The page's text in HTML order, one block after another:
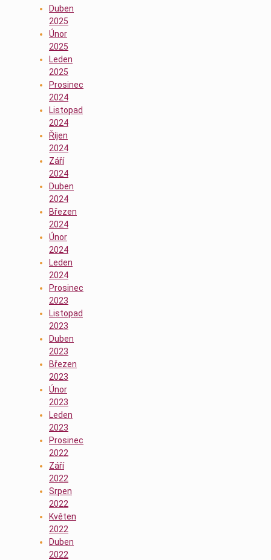
Duben
2025
Únor
2025
Leden
2025
Prosinec
2024
Listopad
2024
Říjen
2024
Září
2024
Duben
2024
Březen
2024
Únor
2024
Leden
2024
Prosinec
2023
Listopad
2023
Duben
2023
Březen
2023
Únor
2023
Leden
2023
Prosinec
2022
Září
2022
Srpen
2022
Květen
2022
Duben
2022